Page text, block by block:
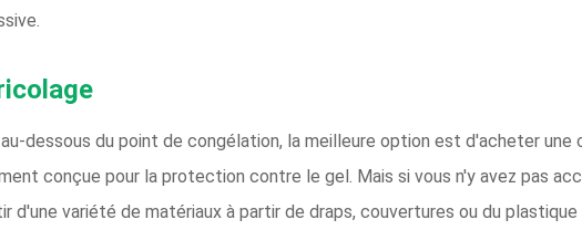
dessous du point de congélation, la meilleure option est d'acheter une
conçue pour la protection contre le gel. Mais si vous n'y avez pas
variété de matériaux à partir de draps, couvertures ou du plastique